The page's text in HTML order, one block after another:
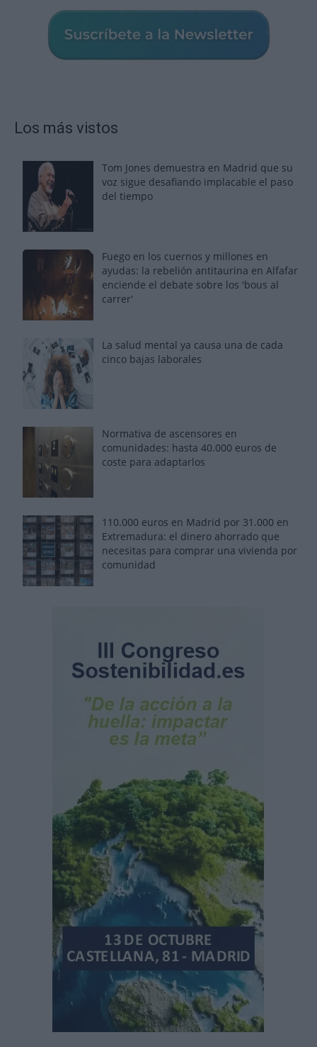
Los más vistos
Tom Jones demuestra en Madrid que su
voz sigue desafiando implacable el paso
del tiempo
Fuego en los cuernos y millones en
ayudas: la rebelión antitaurina en Alfafar
enciende el debate sobre los 'bous al
carrer'
La salud mental ya causa una de cada
cinco bajas laborales
Normativa de ascensores en
comunidades: hasta 40.000 euros de
coste para adaptarlos
110.000 euros en Madrid por 31.000 en
Extremadura: el dinero ahorrado que
necesitas para comprar una vivienda por
comunidad